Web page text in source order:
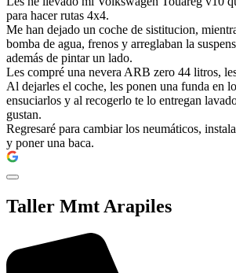
para hacer rutas 4x4.
Me han dejado un coche de sistitucion,
bomba de agua, frenos y arreglaban la
además de pintar un lado.
Les compré una nevera ARB zero 44 litros,
Al dejarles el coche, les ponen una funda en
ensuciarlos y al recogerlo te lo entregan
gustan.
Regresaré para cambiar los neumáticos,
y poner una baca.
Taller Mmt Arapiles